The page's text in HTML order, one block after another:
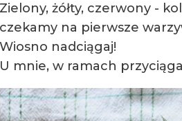
Zielony, żółty, czerwony -
czekamy na pierwsze
Wiosno nadciągaj!
U mnie, w ramach